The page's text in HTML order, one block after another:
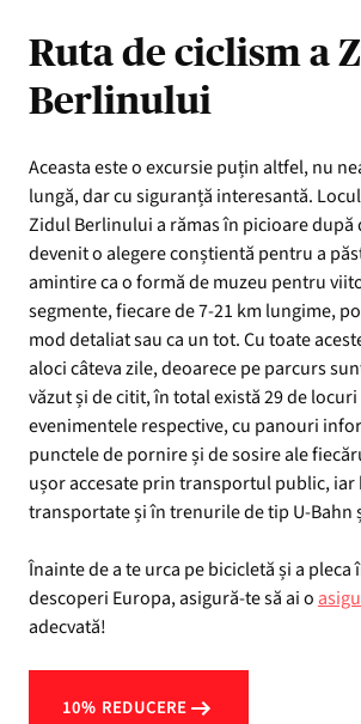
Ruta de ciclism a
Berlinului
Aceasta este o excursie puțin altfel, nu
lungă, dar cu siguranță interesantă.
Zidul Berlinului a rămas în picioare după
devenit o alegere conștientă pentru a
amintire ca o formă de muzeu pentru
segmente, fiecare de 7-21 km lungime,
mod detaliat sau ca un tot. Cu toate
aloci câteva zile, deoarece pe parcurs
văzut și de citit, în total există 29 de
evenimentele respective, cu panouri
punctele de pornire și de sosire ale
ușor accesate prin transportul public,
transportate și în trenurile de tip U-Bahn
Înainte de a te urca pe bicicletă și a pleca
descoperi Europa, asigură-te să ai o
adecvată!
10% REDUCERE